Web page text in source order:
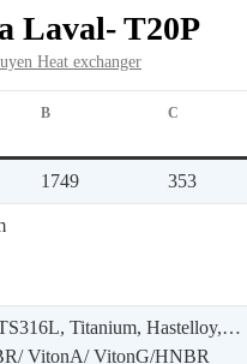
Laval- T20P
Heat exchanger
B C
1749 353
Titanium, Hastelloy,…
VitonA/ VitonG/HNBR